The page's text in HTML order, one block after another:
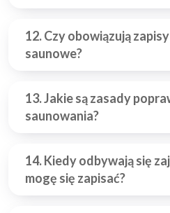
12. Czy obowiązują
saunowe?
13. Jakie są zasady
saunowania?
14. Kiedy odbywają się
mogę się zapisać?